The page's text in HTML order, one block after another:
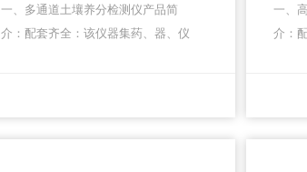
一、多通道土壤养分检测仪产品简
介：配套齐全：该仪器集药、器、仪
一、
介：